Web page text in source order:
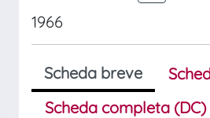
1966
Scheda breve
Scheda completa (DC)